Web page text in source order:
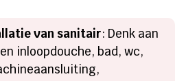
van sanitair: Denk aan
inloopdouche, bad, wc,